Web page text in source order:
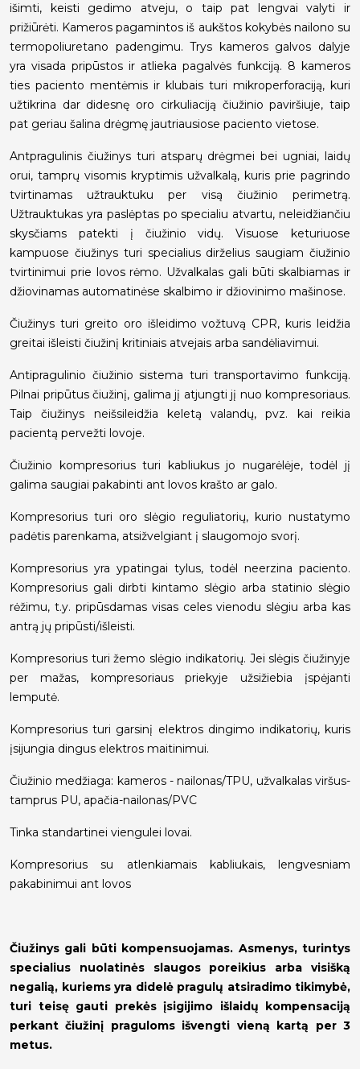
išimti, keisti gedimo atveju, o taip pat lengvai valyti ir
prižiūrėti. Kameros pagamintos iš aukštos kokybės nailono su
termopoliuretano padengimu. Trys kameros galvos dalyje
yra visada pripūstos ir atlieka pagalvės funkciją. 8 kameros
ties paciento mentėmis ir klubais turi mikroperforaciją, kuri
užtikrina dar didesnę oro cirkuliaciją čiužinio paviršiuje, taip
pat geriau šalina drėgmę jautriausiose paciento vietose.
Antpragulinis čiužinys turi atsparų drėgmei bei ugniai, laidų
orui, tamprų visomis kryptimis užvalkalą, kuris prie pagrindo
tvirtinamas užtrauktuku per visą čiužinio perimetrą.
Užtrauktukas yra paslėptas po specialiu atvartu, neleidžiančiu
skysčiams patekti į čiužinio vidų. Visuose keturiuose
kampuose čiužinys turi specialius dirželius saugiam čiužinio
tvirtinimui prie lovos rėmo. Užvalkalas gali būti skalbiamas ir
džiovinamas automatinėse skalbimo ir džiovinimo mašinose.
Čiužinys turi greito oro išleidimo vožtuvą CPR, kuris leidžia
greitai išleisti čiužinį kritiniais atvejais arba sandėliavimui.
Antipragulinio čiužinio sistema turi transportavimo funkciją.
Pilnai pripūtus čiužinį, galima jį atjungti jį nuo kompresoriaus.
Taip čiužinys neišsileidžia keletą valandų, pvz. kai reikia
pacientą pervežti lovoje.
Čiužinio kompresorius turi kabliukus jo nugarėlėje, todėl jį
galima saugiai pakabinti ant lovos krašto ar galo.
Kompresorius turi oro slėgio reguliatorių, kurio nustatymo
padėtis parenkama, atsižvelgiant į slaugomojo svorį.
Kompresorius yra ypatingai tylus, todėl neerzina paciento.
Kompresorius gali dirbti kintamo slėgio arba statinio slėgio
rėžimu, t.y. pripūsdamas visas celes vienodu slėgiu arba kas
antrą jų pripūsti/išleisti.
Kompresorius turi žemo slėgio indikatorių. Jei slėgis čiužinyje
per mažas, kompresoriaus priekyje užsižiebia įspėjanti
lemputė.
Kompresorius turi garsinį elektros dingimo indikatorių, kuris
įsijungia dingus elektros maitinimui.
Čiužinio medžiaga: kameros - nailonas/TPU, užvalkalas viršus-
tamprus PU, apačia-nailonas/PVC
Tinka standartinei viengulei lovai.
Kompresorius su atlenkiamais kabliukais, lengvesniam
pakabinimui ant lovos
Čiužinys gali būti kompensuojamas. Asmenys, turintys
specialius nuolatinės slaugos poreikius arba visišką
negalią, kuriems yra didelė pragulų atsiradimo tikimybė,
turi teisę gauti prekės įsigijimo išlaidų kompensaciją
perkant čiužinį praguloms išvengti vieną kartą per 3
metus.